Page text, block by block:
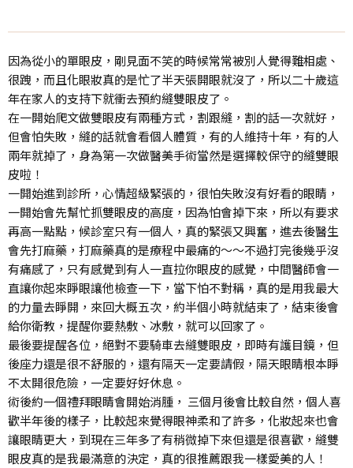
因為從小的單眼皮，剛見面不笑的時候常常被別人覺得難相處、
很跩，而且化眼妝真的是忙了半天張開眼就沒了，所以二十歲這
年在家人的支持下就衝去預約縫雙眼皮了。
在一開始爬文做雙眼皮有兩種方式，割跟縫，割的話一次就好，
但會怕失敗，縫的話就會看個人體質，有的人維持十年，有的人
兩年就掉了，身為第一次做醫美手術當然是選擇較保守的縫雙眼
皮啦！
一開始進到診所，心情超級緊張的，很怕失敗沒有好看的眼睛，
一開始會先幫忙抓雙眼皮的高度，因為怕會掉下來，所以有要求
再高一點點，候診室只有一個人，真的緊張又興奮，進去後醫生
會先打麻藥，打麻藥真的是療程中最痛的～～不過打完後幾乎沒
有痛感了，只有感覺到有人一直拉你眼皮的感覺，中間醫師會一
直讓你起來睜眼讓他檢查一下，當下怕不對稱，真的是用我最大
的力量去睜開，來回大概五次，約半個小時就結束了，結束後會
給你衛教，提醒你要熱敷、冰敷，就可以回家了。
最後要提醒各位，絕對不要騎車去縫雙眼皮，即時有護目鏡，但
後座力還是很不舒服的，還有隔天一定要請假，隔天眼睛根本睜
不太開很危險，一定要好好休息。
術後約一個禮拜眼睛會開始消腫， 三個月後會比較自然，個人喜
歡半年後的樣子，比較起來覺得眼神柔和了許多，化妝起來也會
讓眼睛更大，到現在三年多了有稍微掉下來但還是很喜歡，縫雙
眼皮真的是我最滿意的決定，真的很推薦跟我一樣愛美的人！